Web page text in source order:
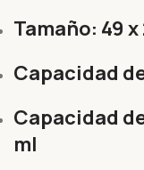
Tamaño: 49 x
Capacidad
Capacidad
ml